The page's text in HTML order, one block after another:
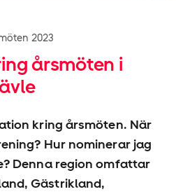
2023
årsmöten i
kring årsmöten. När
Hur nominerar jag
Denna region omfattar
Gästrikland,